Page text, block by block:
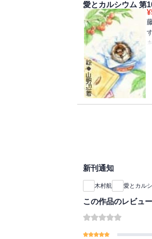
愛とカルシウム 第
¥
新刊通知
木村航 愛とカル
この作品のレビュー